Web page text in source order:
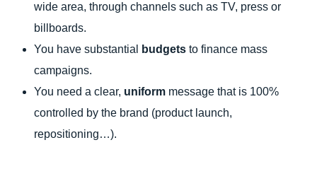
wide area, through channels such as TV, press or
billboards.
You have substantial
budgets to finance mass
campaigns.
You need a clear, uniform message that is 100%
controlled by the brand (product launch,
repositioning…).